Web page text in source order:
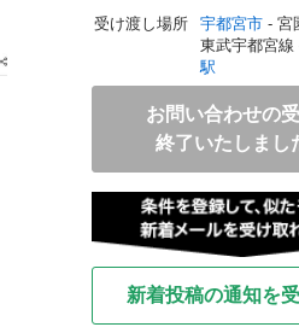
受け渡し場所
宇都宮市 - 宮
東武宇都宮線
駅
お問い合わせの
終了いたしまし
新着投稿の通知を